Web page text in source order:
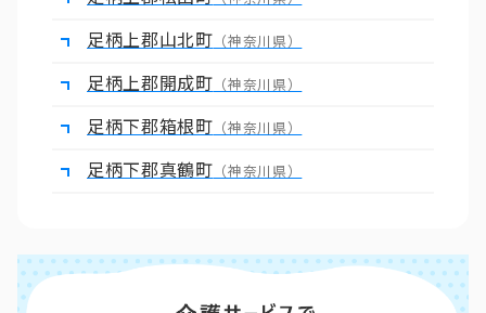
足柄上郡山北町 （神奈川県）
足柄上郡開成町 （神奈川県）
足柄下郡箱根町 （神奈川県）
足柄下郡真鶴町 （神奈川県）